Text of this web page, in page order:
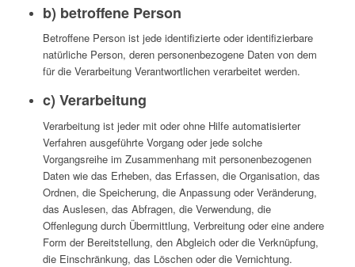
b) betroffene Person
Betroffene Person ist jede identifizierte oder identifizierbare
natürliche Person, deren personenbezogene Daten von dem
für die Verarbeitung Verantwortlichen verarbeitet werden.
c) Verarbeitung
Verarbeitung ist jeder mit oder ohne Hilfe automatisierter
Verfahren ausgeführte Vorgang oder jede solche
Vorgangsreihe im Zusammenhang mit personenbezogenen
Daten wie das Erheben, das Erfassen, die Organisation, das
Ordnen, die Speicherung, die Anpassung oder Veränderung,
das Auslesen, das Abfragen, die Verwendung, die
Offenlegung durch Übermittlung, Verbreitung oder eine andere
Form der Bereitstellung, den Abgleich oder die Verknüpfung,
die Einschränkung, das Löschen oder die Vernichtung.